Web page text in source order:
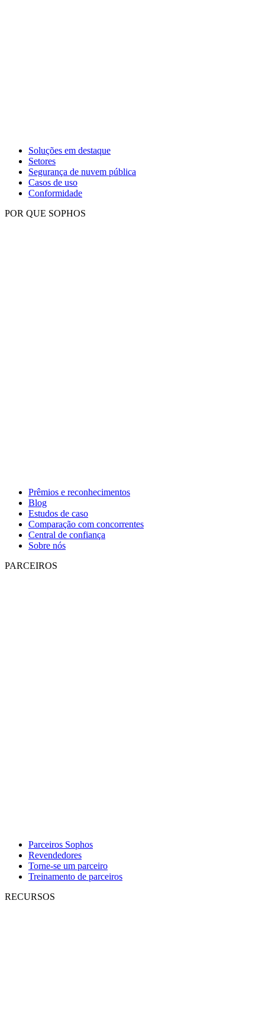
Soluções em destaque
Setores
Segurança de nuvem pública
Casos de uso
Conformidade
POR QUE SOPHOS
Prêmios e reconhecimentos
Blog
Estudos de caso
Comparação com concorrentes
Central de confiança
Sobre nós
PARCEIROS
Parceiros Sophos
Revendedores
Torne-se um parceiro
Treinamento de parceiros
RECURSOS